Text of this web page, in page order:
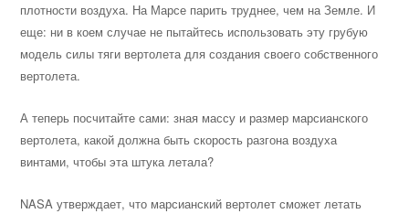
плотности воздуха. На Марсе парить труднее, чем на Земле. И
еще: ни в коем случае не пытайтесь использовать эту грубую
модель силы тяги вертолета для создания своего собственного
вертолета.
А теперь посчитайте сами: зная массу и размер марсианского
вертолета, какой должна быть скорость разгона воздуха
винтами, чтобы эта штука летала?
NASA утверждает, что марсианский вертолет сможет летать